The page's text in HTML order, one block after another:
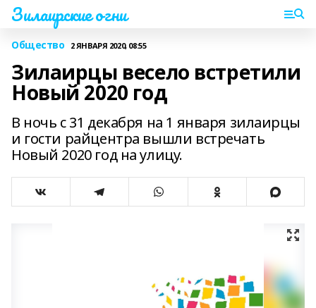
Зилаирские огни
Общество 2 ЯНВАРЯ 2020, 08:55
Зилаирцы весело встретили
Новый 2020 год
В ночь с 31 декабря на 1 января зилаирцы
и гости райцентра вышли встречать
Новый 2020 год на улицу.